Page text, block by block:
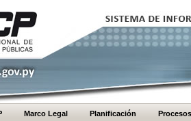
Marco Legal Planificación Procesos